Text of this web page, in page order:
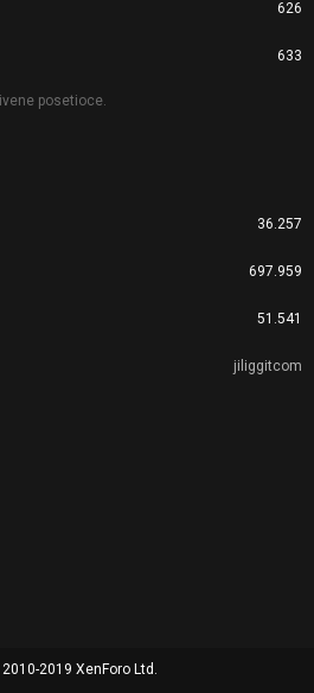
626
633
posetioce.
36.257
697.959
51.541
jiliggitcom
2019 XenForo Ltd.